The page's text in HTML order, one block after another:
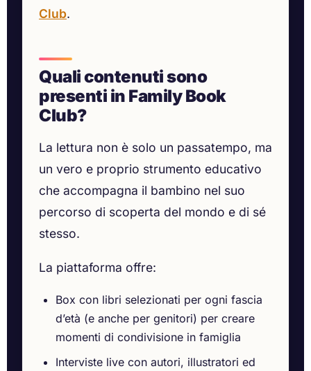
Club.
Quali contenuti sono
presenti in Family Book
Club?
La lettura non è solo un passatempo, ma
un vero e proprio strumento educativo
che accompagna il bambino nel suo
percorso di scoperta del mondo e di sé
stesso.
La piattaforma offre:
Box con libri selezionati per ogni fascia
d’età (e anche per genitori) per creare
momenti di condivisione in famiglia
Interviste live con autori, illustratori ed